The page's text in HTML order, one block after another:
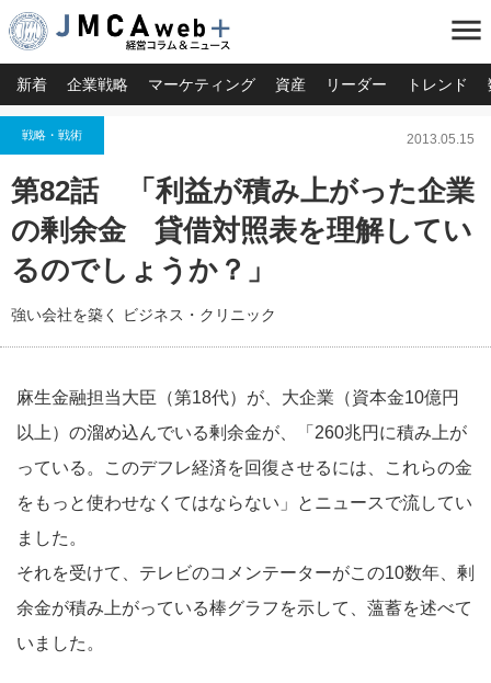
menu
新着 企業戦略 マーケティング 資産 リーダー トレンド
戦略・戦術 2013.05.15
第82話 「利益が積み上がった企業
の剰余金 貸借対照表を理解してい
るのでしょうか？」
強い会社を築く ビジネス・クリニック
麻生金融担当大臣（第18代）が、大企業（資本金10億円
以上）の溜め込んでいる剰余金が、「260兆円に積み上が
っている。このデフレ経済を回復させるには、これらの金
をもっと使わせなくてはならない」とニュースで流してい
ました。
それを受けて、テレビのコメンテーターがこの10数年、剰
余金が積み上がっている棒グラフを示して、薀蓄を述べて
いました。